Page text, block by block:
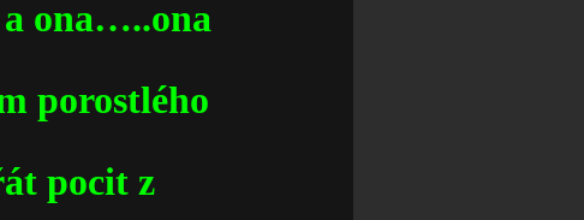
a ona…..ona
porostlého
pocit z